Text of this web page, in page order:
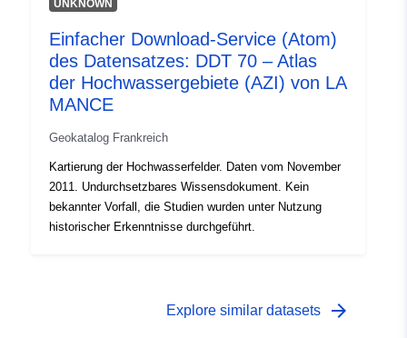
UNKNOWN
Einfacher Download-Service (Atom)
des Datensatzes: DDT 70 – Atlas
der Hochwassergebiete (AZI) von LA
MANCE
Geokatalog Frankreich
Kartierung der Hochwasserfelder. Daten vom November
2011. Undurchsetzbares Wissensdokument. Kein
bekannter Vorfall, die Studien wurden unter Nutzung
historischer Erkenntnisse durchgeführt.
Explore similar datasets arrow_forward